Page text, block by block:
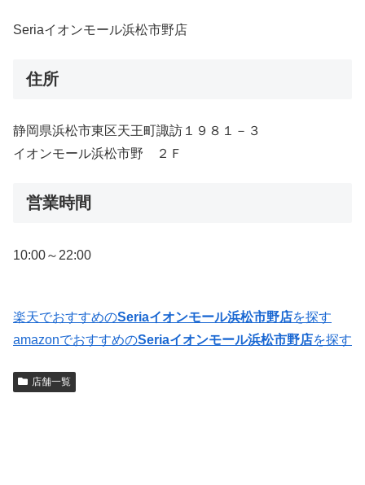
Seriaイオンモール浜松市野店
住所
静岡県浜松市東区天王町諏訪１９８１－３
イオンモール浜松市野 ２Ｆ
営業時間
10:00～22:00
楽天でおすすめのSeriaイオンモール浜松市野店を探す
amazonでおすすめのSeriaイオンモール浜松市野店を探す
店舗一覧